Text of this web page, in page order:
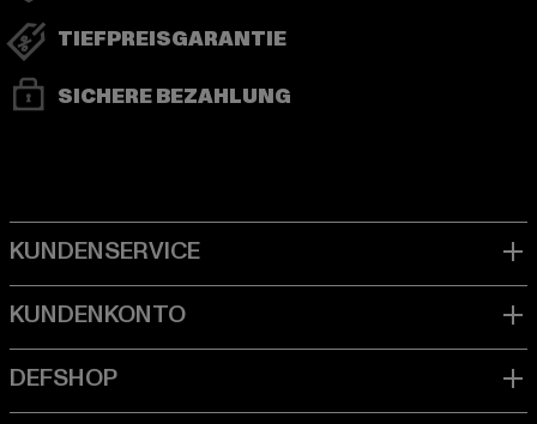
TIEFPREISGARANTIE
SICHERE BEZAHLUNG